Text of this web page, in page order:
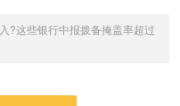
?这些银行中报拨备掩盖率超过